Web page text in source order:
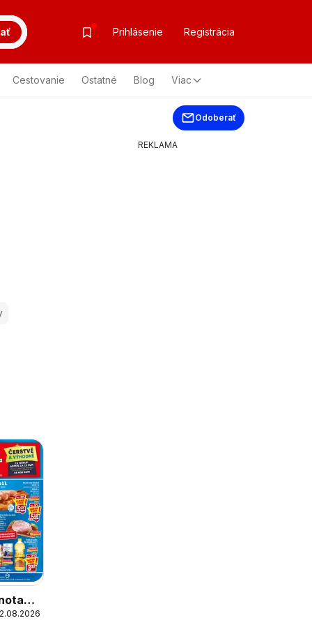
Prihlásenie Registrácia
Cestovanie Ostatné Blog Viac
Odoberať
REKLAMA